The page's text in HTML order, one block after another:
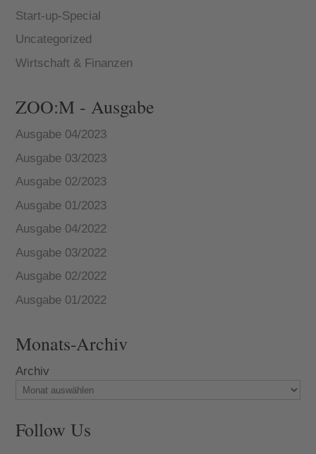
Start-up-Special
Uncategorized
Wirtschaft & Finanzen
ZOO:M - Ausgabe
Ausgabe 04/2023
Ausgabe 03/2023
Ausgabe 02/2023
Ausgabe 01/2023
Ausgabe 04/2022
Ausgabe 03/2022
Ausgabe 02/2022
Ausgabe 01/2022
Monats-Archiv
Archiv
Follow Us